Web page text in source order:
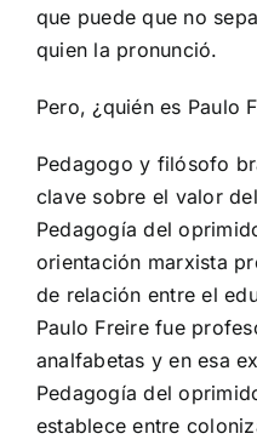
que puede que no
quien la pronunció.
Pero, ¿quién es Paulo
Pedagogo y filósofo
clave sobre el valor
Pedagogía del
orientación marxista
de relación entre el
Paulo Freire fue
analfabetas y en esa
Pedagogía del
establece entre